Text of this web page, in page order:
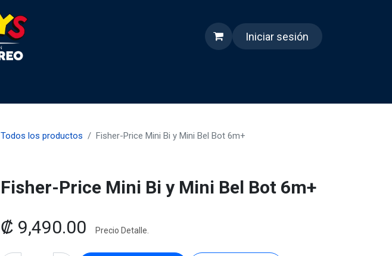
Iniciar sesión
Todos los productos Fisher-Price Mini Bi y Mini Bel Bot 6m+
Fisher-Price Mini Bi y Mini Bel Bot 6m+
₡ 9,490.00 Precio Detalle.